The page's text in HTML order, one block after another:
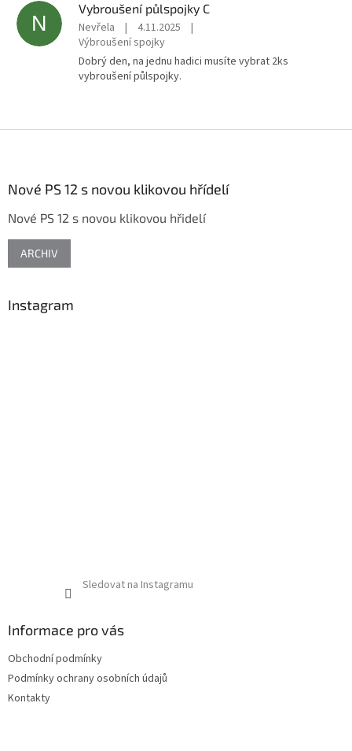
N
Vybroušení půlspojky C
Nevřela | 4.11.2025
|
Výbroušení spojky
Dobrý den, na jednu hadici musíte vybrat 2ks
vybroušení půlspojky.
Nové PS 12 s novou klikovou hřídelí
Nové PS 12 s novou klikovou hřidelí
ARCHIV
Instagram
Sledovat na Instagramu
Informace pro vás
Obchodní podmínky
Podmínky ochrany osobních údajů
Kontakty